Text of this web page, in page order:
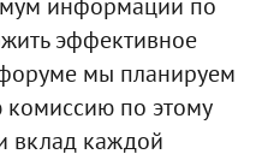
информации по
эффективное
мы планируем
комиссию по этому
вклад каждой